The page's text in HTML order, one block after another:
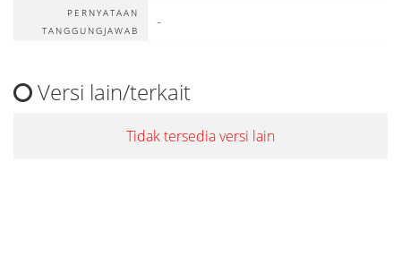
PERNYATAAN
TANGGUNGJAWAB
-
Versi lain/terkait
Tidak tersedia versi lain